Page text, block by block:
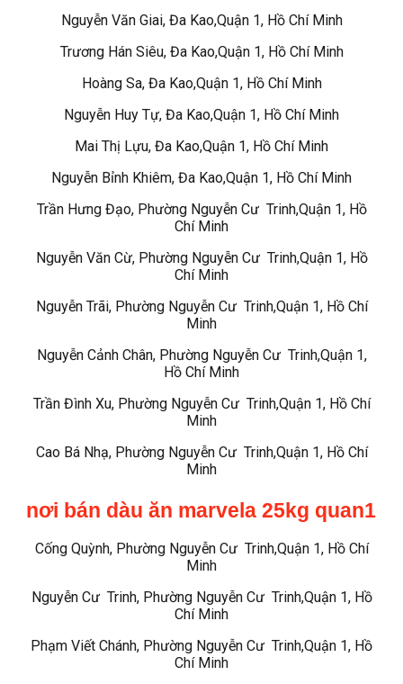
Nguyễn Văn Giai, Đa Kao,Quận 1, Hồ Chí Minh
Trương Hán Siêu, Đa Kao,Quận 1, Hồ Chí Minh
Hoàng Sa, Đa Kao,Quận 1, Hồ Chí Minh
Nguyễn Huy Tự, Đa Kao,Quận 1, Hồ Chí Minh
Mai Thị Lựu, Đa Kao,Quận 1, Hồ Chí Minh
Nguyễn Bỉnh Khiêm, Đa Kao,Quận 1, Hồ Chí Minh
Trần Hưng Đạo, Phường Nguyễn Cư Trinh,Quận 1, Hồ
Chí Minh
Nguyễn Văn Cừ, Phường Nguyễn Cư Trinh,Quận 1, Hồ
Chí Minh
Nguyễn Trãi, Phường Nguyễn Cư Trinh,Quận 1, Hồ Chí
Minh
Nguyễn Cảnh Chân, Phường Nguyễn Cư Trinh,Quận 1,
Hồ Chí Minh
Trần Đình Xu, Phường Nguyễn Cư Trinh,Quận 1, Hồ Chí
Minh
Cao Bá Nhạ, Phường Nguyễn Cư Trinh,Quận 1, Hồ Chí
Minh
nơi bán dàu ăn marvela 25kg quan1
Cống Quỳnh, Phường Nguyễn Cư Trinh,Quận 1, Hồ Chí
Minh
Nguyễn Cư Trinh, Phường Nguyễn Cư Trinh,Quận 1, Hồ
Chí Minh
Phạm Viết Chánh, Phường Nguyễn Cư Trinh,Quận 1, Hồ
Chí Minh